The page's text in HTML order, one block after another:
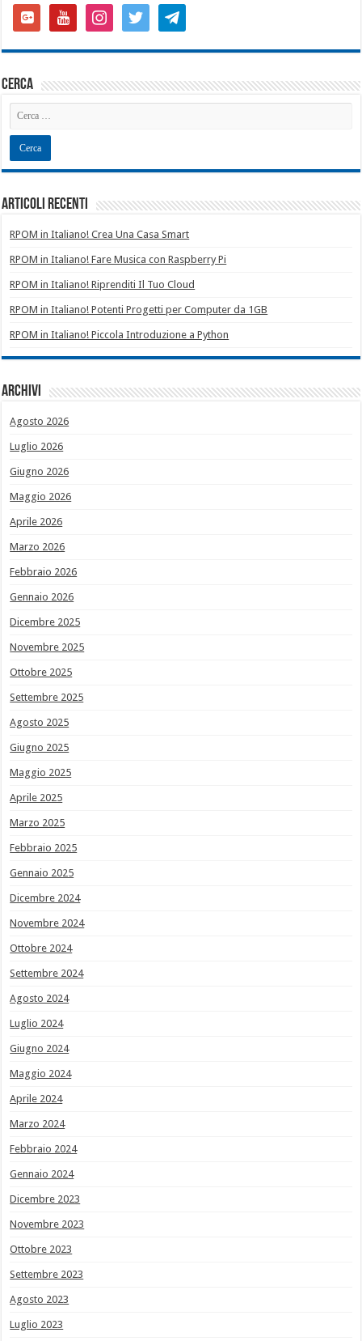
google-
plus-
youtubeinstagramtwitter telegram
cerca
Articoli recenti
RPOM in Italiano! Crea Una Casa Smart
RPOM in Italiano! Fare Musica con Raspberry Pi
RPOM in Italiano! Riprenditi Il Tuo Cloud
RPOM in Italiano! Potenti Progetti per Computer da 1GB
RPOM in Italiano! Piccola Introduzione a Python
Archivi
Agosto 2026
Luglio 2026
Giugno 2026
Maggio 2026
Aprile 2026
Marzo 2026
Febbraio 2026
Gennaio 2026
Dicembre 2025
Novembre 2025
Ottobre 2025
Settembre 2025
Agosto 2025
Giugno 2025
Maggio 2025
Aprile 2025
Marzo 2025
Febbraio 2025
Gennaio 2025
Dicembre 2024
Novembre 2024
Ottobre 2024
Settembre 2024
Agosto 2024
Luglio 2024
Giugno 2024
Maggio 2024
Aprile 2024
Marzo 2024
Febbraio 2024
Gennaio 2024
Dicembre 2023
Novembre 2023
Ottobre 2023
Settembre 2023
Agosto 2023
Luglio 2023